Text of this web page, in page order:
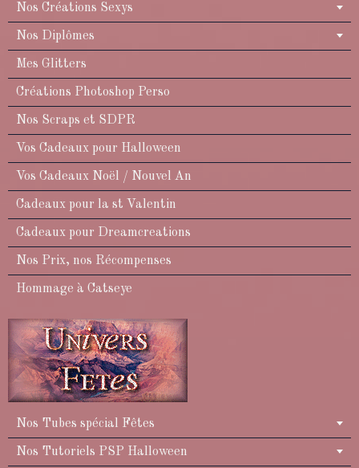
Nos Créations Sexys
Nos Diplômes
Mes Glitters
Créations Photoshop Perso
Nos Scraps et SDPR
Vos Cadeaux pour Halloween
Vos Cadeaux Noël / Nouvel An
Cadeaux pour la st Valentin
Cadeaux pour Dreamcreations
Nos Prix, nos Récompenses
Hommage à Catseye
Nos Tubes spécial Fêtes
Nos Tutoriels PSP Halloween